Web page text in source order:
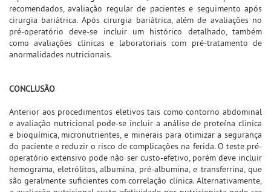
recomendados, avaliação regular de pacientes e seguimento após
cirurgia bariátrica. Após cirurgia bariátrica, além de avaliações no
pré-operatório deve-se incluir um histórico detalhado, também
como avaliações clínicas e laboratoriais com pré-tratamento de
anormalidades nutricionais.
CONCLUSÃO
Anterior aos procedimentos eletivos tais como contorno abdominal
e avaliação nutricional pode-se incluir a análise de proteína clinica
e bioquímica, micronutrientes, e minerais para otimizar a segurança
do paciente e reduzir o risco de complicações na ferida. O teste pré-
operatório extensivo pode não ser custo-efetivo, porém deve incluir
hemograma, eletrólitos, albumina, pré-albumina, e transferrina, que
são geralmente suficientes com correlação clínica. Alternativamente,